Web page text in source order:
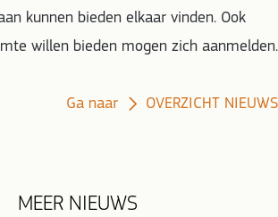
kunnen bieden elkaar vinden. Ook
willen bieden mogen zich aanmelden.
Ga naar OVERZICHT NIEUWS
MEER NIEUWS